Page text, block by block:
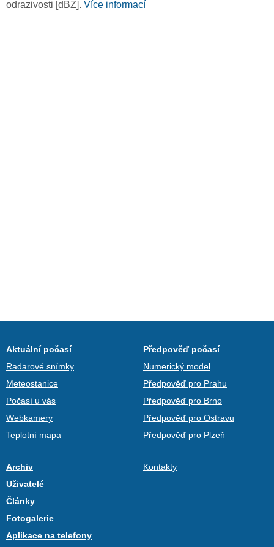
odrazivosti [dBZ]. Více informací
Aktuální počasí
Radarové snímky
Meteostanice
Počasí u vás
Webkamery
Teplotní mapa
Předpověď počasí
Numerický model
Předpověď pro Prahu
Předpověď pro Brno
Předpověď pro Ostravu
Předpověď pro Plzeň
Archiv
Uživatelé
Články
Fotogalerie
Aplikace na telefony
Kontakty